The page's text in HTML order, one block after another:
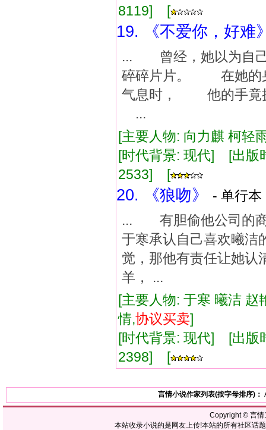
8119] [
19. 《不爱你，好难
... 曾经，她以为自
碎碎片片。 在她的
气息时， 他的手竟
...
[主要人物: 向力麒 柯
[时代背景: 现代] [出
2533] [
20. 《狼吻》
- 单行
... 有胆偷他公司的
于寒承认自己喜欢曦
觉，那他有责任让她
羊， ...
[主要人物: 于寒 曦洁
情,协议买卖]
[时代背景: 现代] [出
2398] [
言情小说作家列表(按字母排序)：
Copyright © 言情
本站收录小说的是网友上传!本站的所有社区话